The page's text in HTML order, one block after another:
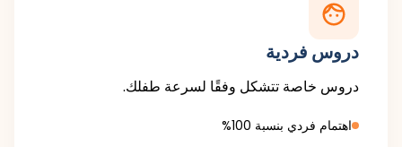
دروس فردية
دروس خاصة تتشكل وفقًا لسرعة طفلك.
اهتمام فردي بنسبة 100%